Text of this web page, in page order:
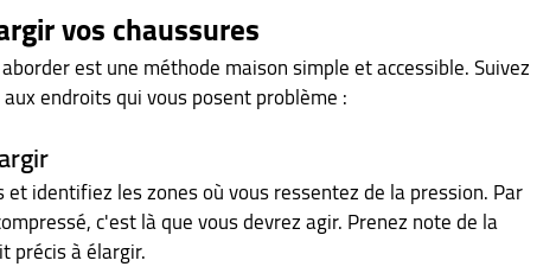
vos chaussures
est une méthode maison simple et accessible. Suivez
endroits qui vous posent problème :
identifiez les zones où vous ressentez de la pression. Par
c'est là que vous devrez agir. Prenez note de la
précis à élargir.